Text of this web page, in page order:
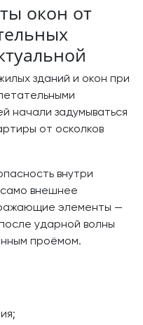
окон от
зданий и окон при
начали задумываться
от осколков
внутри
внешнее
элементы —
ударной волны
проёмом.